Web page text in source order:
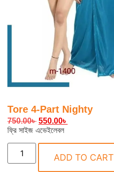
Tore 4-Part Nighty
750.00৳ 550.00৳
ফ্রি সাইজ এভেইলেবল
ADD TO CART